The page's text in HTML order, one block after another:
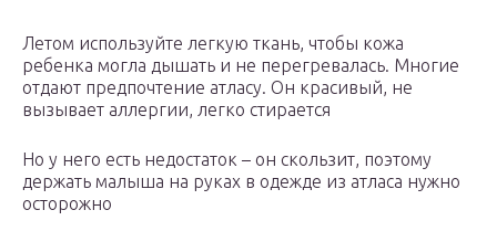
Летом используйте легкую ткань, чтобы кожа
ребенка могла дышать и не перегревалась. Многие
отдают предпочтение атласу. Он красивый, не
вызывает аллергии, легко стирается
Но у него есть недостаток – он скользит, поэтому
держать малыша на руках в одежде из атласа нужно
осторожно